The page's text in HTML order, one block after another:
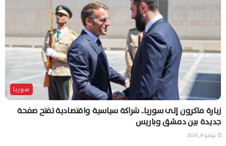
سوريا
زيارة ماكرون إلى سوريا.. شراكة سياسية واقتصادية تفتح صفحة
جديدة بين دمشق وباريس
يوليو 9, 2026